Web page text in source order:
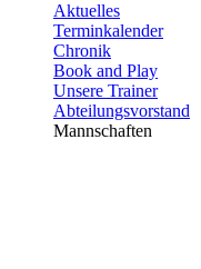
Aktuelles
Terminkalender
Chronik
Book and Play
Unsere Trainer
Abteilungsvorstand
Mannschaften